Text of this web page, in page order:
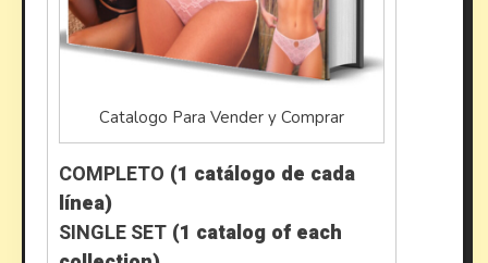
Catalogo Para Vender y Comprar
COMPLETO (1 catálogo de cada
línea)
SINGLE SET (1 catalog of each